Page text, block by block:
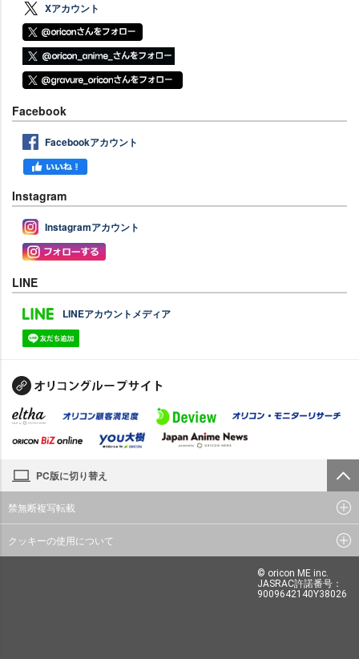
Xアカウント
Facebook
Facebookアカウント
Instagram
Instagramアカウント
LINE
LINEアカウントメディア
PC版に切り替え
禁無断複写転載
クッキーの使用について
© oricon ME inc.
JASRAC許諾番号：
9009642140Y38026